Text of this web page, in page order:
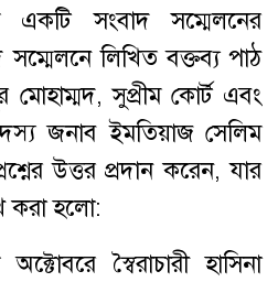
একটি সংবাদ সম্মেলনের
লিখিত বক্তব্য পাঠ
সুপ্রীম কোর্ট এবং
জনাব ইমতিয়াজ সেলিম
উত্তর প্রদান করেন, যার
করা হলো:
স্বৈরাচারী হাসিনা